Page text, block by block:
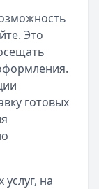
Это
готовых
на